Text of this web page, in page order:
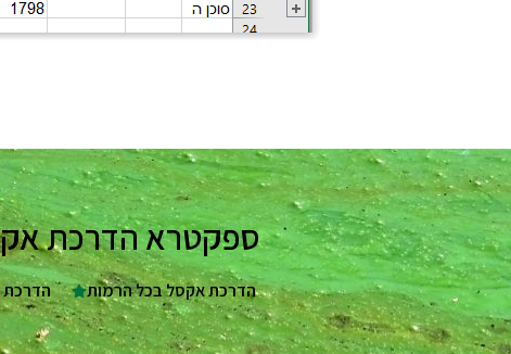
ספקטרא הדרכת אקסל - 25 שנות ניסיון בהדרכה מקצועית
הדרכת אקסל בכל הרמות הדרכת Google Sheets